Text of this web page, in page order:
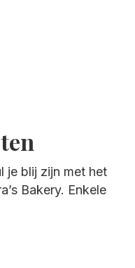
je blij zijn met het
Bakery. Enkele